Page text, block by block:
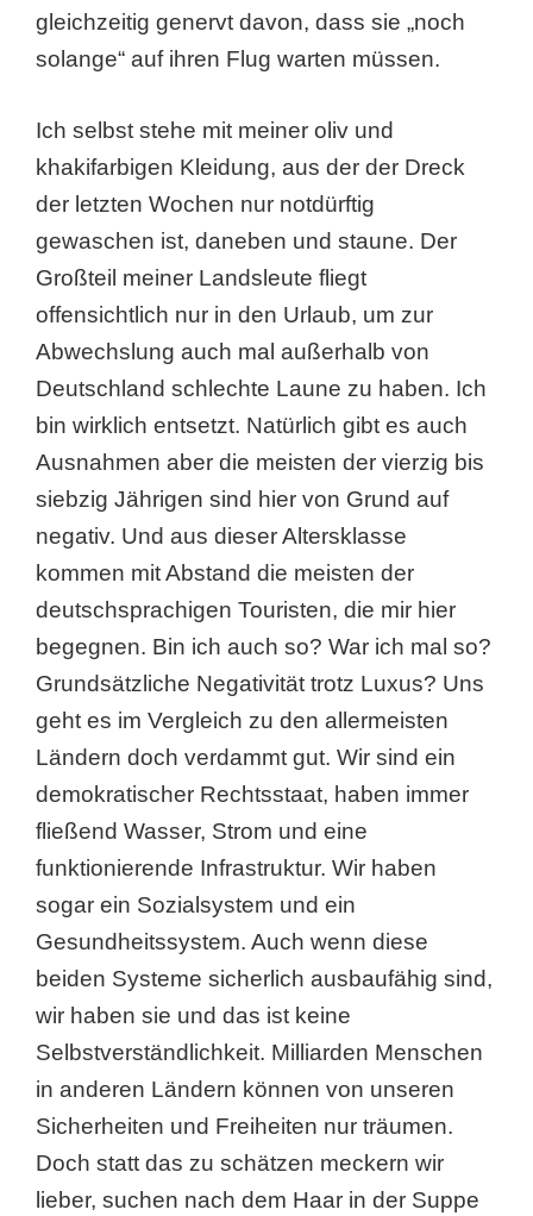
gleichzeitig genervt davon, dass sie „noch
solange“ auf ihren Flug warten müssen.
Ich selbst stehe mit meiner oliv und
khakifarbigen Kleidung, aus der der Dreck
der letzten Wochen nur notdürftig
gewaschen ist, daneben und staune. Der
Großteil meiner Landsleute fliegt
offensichtlich nur in den Urlaub, um zur
Abwechslung auch mal außerhalb von
Deutschland schlechte Laune zu haben. Ich
bin wirklich entsetzt. Natürlich gibt es auch
Ausnahmen aber die meisten der vierzig bis
siebzig Jährigen sind hier von Grund auf
negativ. Und aus dieser Altersklasse
kommen mit Abstand die meisten der
deutschsprachigen Touristen, die mir hier
begegnen. Bin ich auch so? War ich mal so?
Grundsätzliche Negativität trotz Luxus? Uns
geht es im Vergleich zu den allermeisten
Ländern doch verdammt gut. Wir sind ein
demokratischer Rechtsstaat, haben immer
fließend Wasser, Strom und eine
funktionierende Infrastruktur. Wir haben
sogar ein Sozialsystem und ein
Gesundheitssystem. Auch wenn diese
beiden Systeme sicherlich ausbaufähig sind,
wir haben sie und das ist keine
Selbstverständlichkeit. Milliarden Menschen
in anderen Ländern können von unseren
Sicherheiten und Freiheiten nur träumen.
Doch statt das zu schätzen meckern wir
lieber, suchen nach dem Haar in der Suppe